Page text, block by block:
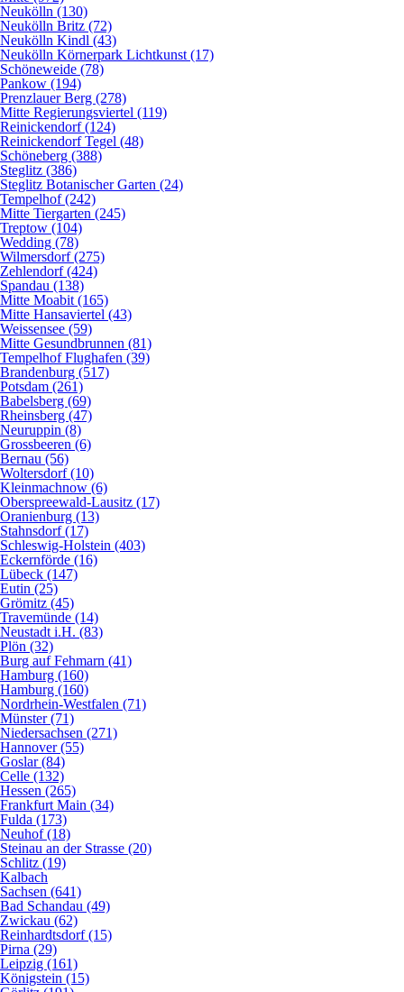
Neukölln (130)
Neukölln Britz (72)
Neukölln Kindl (43)
Neukölln Körnerpark Lichtkunst (17)
Schöneweide (78)
Pankow (194)
Prenzlauer Berg (278)
Mitte Regierungsviertel (119)
Reinickendorf (124)
Reinickendorf Tegel (48)
Schöneberg (388)
Steglitz (386)
Steglitz Botanischer Garten (24)
Tempelhof (242)
Mitte Tiergarten (245)
Treptow (104)
Wedding (78)
Wilmersdorf (275)
Zehlendorf (424)
Spandau (138)
Mitte Moabit (165)
Mitte Hansaviertel (43)
Weissensee (59)
Mitte Gesundbrunnen (81)
Tempelhof Flughafen (39)
Brandenburg (517)
Potsdam (261)
Babelsberg (69)
Rheinsberg (47)
Neuruppin (8)
Grossbeeren (6)
Bernau (56)
Woltersdorf (10)
Kleinmachnow (6)
Oberspreewald-Lausitz (17)
Oranienburg (13)
Stahnsdorf (17)
Schleswig-Holstein (403)
Eckernförde (16)
Lübeck (147)
Eutin (25)
Grömitz (45)
Travemünde (14)
Neustadt i.H. (83)
Plön (32)
Burg auf Fehmarn (41)
Hamburg (160)
Hamburg (160)
Nordrhein-Westfalen (71)
Münster (71)
Niedersachsen (271)
Hannover (55)
Goslar (84)
Celle (132)
Hessen (265)
Frankfurt Main (34)
Fulda (173)
Neuhof (18)
Steinau an der Strasse (20)
Schlitz (19)
Kalbach
Sachsen (641)
Bad Schandau (49)
Zwickau (62)
Reinhardtsdorf (15)
Pirna (29)
Leipzig (161)
Königstein (15)